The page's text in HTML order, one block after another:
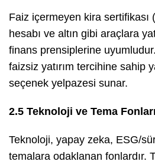
Faiz içermeyen kira sertifikası
hesabı ve altın gibi araçlara
finans prensiplerine uyumludur.
faizsiz yatırım tercihine sahip
seçenek yelpazesi sunar.
2.5 Teknoloji ve Tema Fonları
Teknoloji, yapay zeka, ESG/
temalara odaklanan fonlardır.